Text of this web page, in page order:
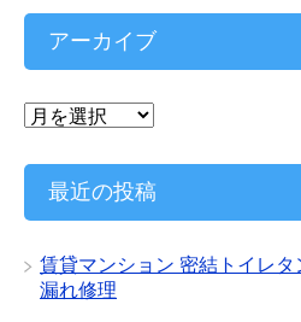
ゴ
ー
アーカイブ
ア
カ
ブ
最近の投稿
賃貸マンション 密結トイレ
漏れ修理